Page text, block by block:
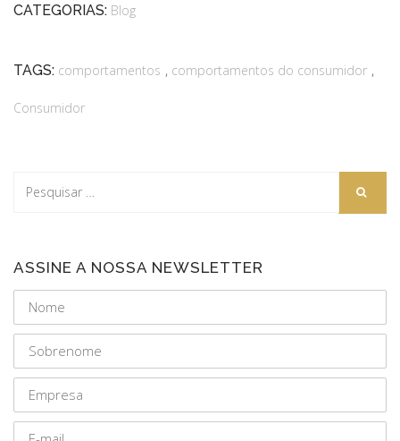
CATEGORIAS: Blog
TAGS: comportamentos , comportamentos do consumidor ,
Consumidor
ASSINE A NOSSA NEWSLETTER